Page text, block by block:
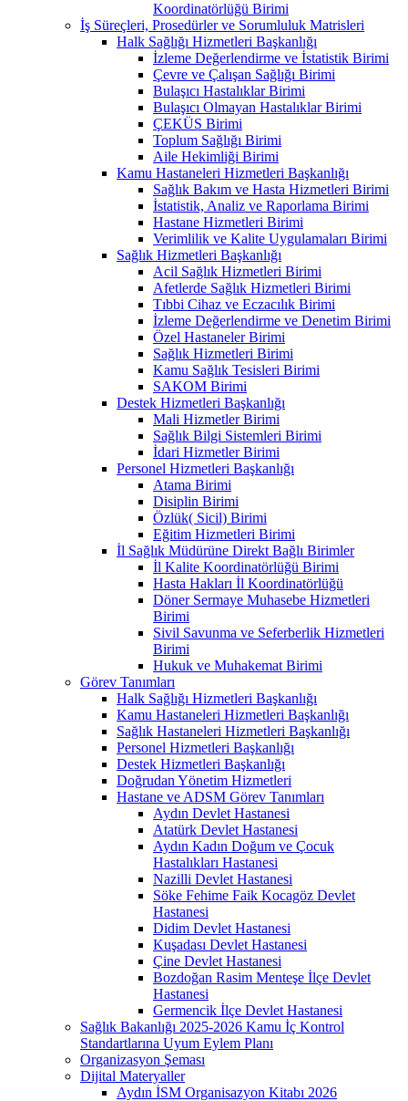
Koordinatörlüğü Birimi
İş Süreçleri, Prosedürler ve Sorumluluk Matrisleri
Halk Sağlığı Hizmetleri Başkanlığı
İzleme Değerlendirme ve İstatistik Birimi
Çevre ve Çalışan Sağlığı Birimi
Bulaşıcı Hastalıklar Birimi
Bulaşıcı Olmayan Hastalıklar Birimi
ÇEKÜS Birimi
Toplum Sağlığı Birimi
Aile Hekimliği Birimi
Kamu Hastaneleri Hizmetleri Başkanlığı
Sağlık Bakım ve Hasta Hizmetleri Birimi
İstatistik, Analiz ve Raporlama Birimi
Hastane Hizmetleri Birimi
Verimlilik ve Kalite Uygulamaları Birimi
Sağlık Hizmetleri Başkanlığı
Acil Sağlık Hizmetleri Birimi
Afetlerde Sağlık Hizmetleri Birimi
Tıbbi Cihaz ve Eczacılık Birimi
İzleme Değerlendirme ve Denetim Birimi
Özel Hastaneler Birimi
Sağlık Hizmetleri Birimi
Kamu Sağlık Tesisleri Birimi
SAKOM Birimi
Destek Hizmetleri Başkanlığı
Mali Hizmetler Birimi
Sağlık Bilgi Sistemleri Birimi
İdari Hizmetler Birimi
Personel Hizmetleri Başkanlığı
Atama Birimi
Disiplin Birimi
Özlük( Sicil) Birimi
Eğitim Hizmetleri Birimi
İl Sağlık Müdürüne Direkt Bağlı Birimler
İl Kalite Koordinatörlüğü Birimi
Hasta Hakları İl Koordinatörlüğü
Döner Sermaye Muhasebe Hizmetleri
Birimi
Sivil Savunma ve Seferberlik Hizmetleri
Birimi
Hukuk ve Muhakemat Birimi
Görev Tanımları
Halk Sağlığı Hizmetleri Başkanlığı
Kamu Hastaneleri Hizmetleri Başkanlığı
Sağlık Hastaneleri Hizmetleri Başkanlığı
Personel Hizmetleri Başkanlığı
Destek Hizmetleri Başkanlığı
Doğrudan Yönetim Hizmetleri
Hastane ve ADSM Görev Tanımları
Aydın Devlet Hastanesi
Atatürk Devlet Hastanesi
Aydın Kadın Doğum ve Çocuk
Hastalıkları Hastanesi
Nazilli Devlet Hastanesi
Söke Fehime Faik Kocagöz Devlet
Hastanesi
Didim Devlet Hastanesi
Kuşadası Devlet Hastanesi
Çine Devlet Hastanesi
Bozdoğan Rasim Menteşe İlçe Devlet
Hastanesi
Germencik İlçe Devlet Hastanesi
Sağlık Bakanlığı 2025-2026 Kamu İç Kontrol
Standartlarına Uyum Eylem Planı
Organizasyon Şeması
Dijital Materyaller
Aydın İSM Organisazyon Kitabı 2026